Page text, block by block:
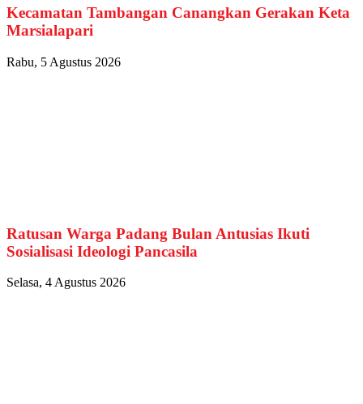
Kecamatan Tambangan Canangkan Gerakan Keta
Marsialapari
Rabu, 5 Agustus 2026
Ratusan Warga Padang Bulan Antusias Ikuti
Sosialisasi Ideologi Pancasila
Selasa, 4 Agustus 2026